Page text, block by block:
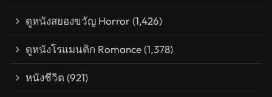
ดูหนังสยองขวัญ Horror(1,426)
ดูหนังโรแมนติก Romance(1,378)
หนังชีวิต (921)